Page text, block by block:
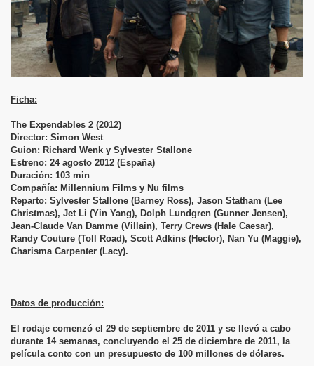
Ficha:
The Expendables 2 (2012)
Director: Simon West
Guion: Richard Wenk y Sylvester Stallone
Estreno: 24 agosto 2012 (España)
Duración: 103 min
Compañía: Millennium Films y Nu films
Reparto: Sylvester Stallone (Barney Ross), Jason Statham (Lee
Christmas), Jet Li (Yin Yang), Dolph Lundgren (Gunner Jensen),
Jean-Claude Van Damme (Villain), Terry Crews (Hale Caesar),
Randy Couture (Toll Road), Scott Adkins (Hector), Nan Yu (Maggie),
Charisma Carpenter (Lacy).
Datos de producción:
El rodaje comenzó el 29 de septiembre de 2011 y se llevó a cabo
durante 14 semanas, concluyendo el 25 de diciembre de 2011, la
película conto con un presupuesto de 100 millones de dólares.